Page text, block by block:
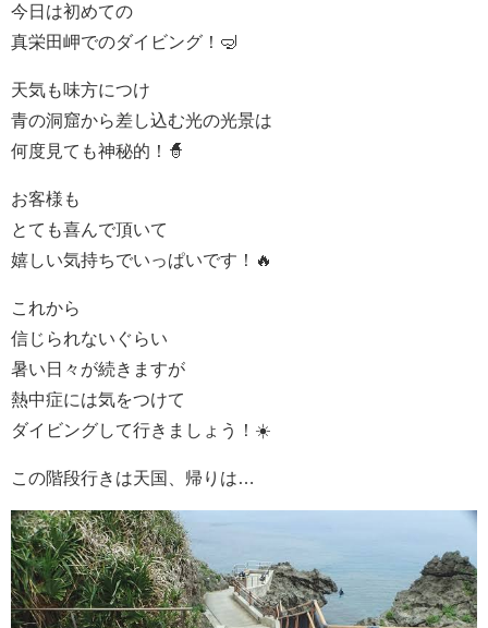
今日は初めての
真栄田岬でのダイビング！🤿
天気も味方につけ
青の洞窟から差し込む光の光景は
何度見ても神秘的！🧙
お客様も
とても喜んで頂いて
嬉しい気持ちでいっぱいです！🔥
これから
信じられないぐらい
暑い日々が続きますが
熱中症には気をつけて
ダイビングして行きましょう！☀️
この階段行きは天国、帰りは…